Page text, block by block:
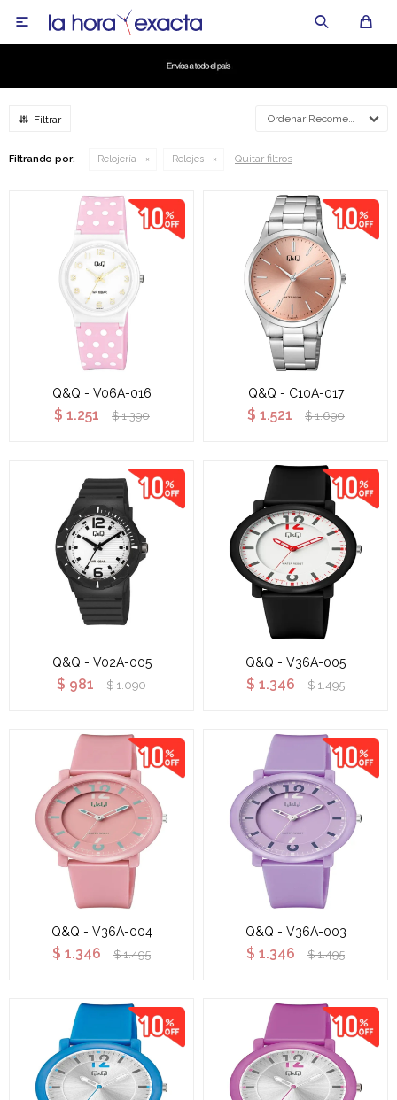

Recomendados
Filtrando por: Relojería Relojes Quitar filtros
Q&Q - V06A-016
$ 1.251 $ 1.390
Q&Q - C10A-017
$ 1.521 $ 1.690
Q&Q - V02A-005
$ 981 $ 1.090
Q&Q - V36A-005
$ 1.346 $ 1.495
Q&Q - V36A-004
$ 1.346 $ 1.495
Q&Q - V36A-003
$ 1.346 $ 1.495